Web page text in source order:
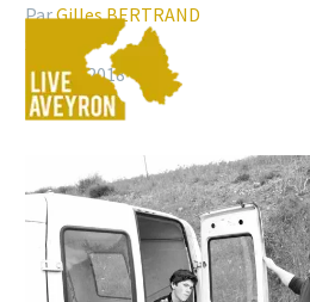
ParGilles BERTRAND
Sport
29 avril 2018